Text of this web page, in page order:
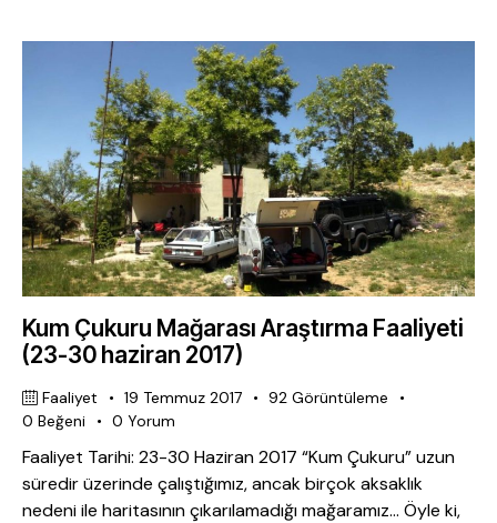
Kum Çukuru Mağarası Araştırma Faaliyeti
(23-30 haziran 2017)
Faaliyet 19 Temmuz 2017 92 Görüntüleme
0 Beğeni 0 Yorum
Faaliyet Tarihi: 23-30 Haziran 2017 “Kum Çukuru” uzun
süredir üzerinde çalıştığımız, ancak birçok aksaklık
nedeni ile haritasının çıkarılamadığı mağaramız… Öyle ki,